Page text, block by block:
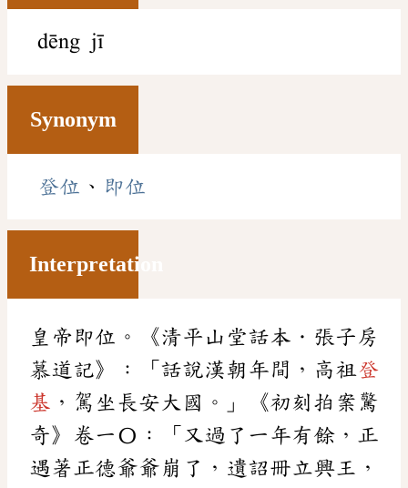
dēng jī
Synonym
登位 、 即位
Interpretation
皇帝即位。《清平山堂話本．張子房
慕道記》：「話說漢朝年間，高祖登
基 ，駕坐長安大國。」《初刻拍案驚
奇》卷一〇：「又過了一年有餘，正
遇著正德爺爺崩了，遺詔冊立興王，